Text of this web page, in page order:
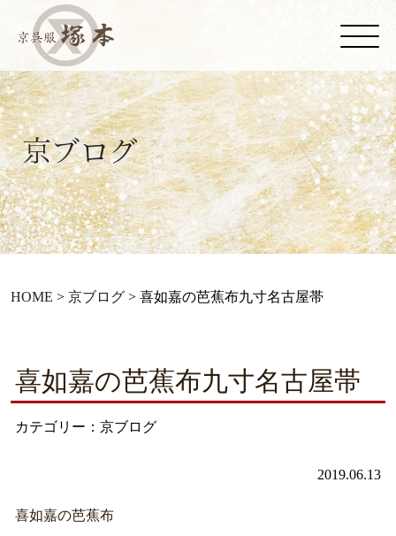
HOME > 京ブログ> 喜如嘉の芭蕉布九寸名古屋帯
喜如嘉の芭蕉布九寸名古屋帯
カテゴリー：京ブログ
2019.06.13
喜如嘉の芭蕉布